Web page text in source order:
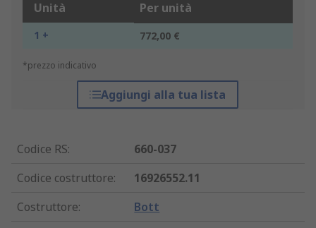
Unità Per unità
1 + 772,00 €
*prezzo indicativo
Aggiungi alla tua lista
Codice RS:
660-037
Codice costruttore:
16926552.11
Costruttore: Bott